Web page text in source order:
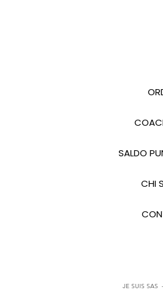
SALDO
CHI
JE SUIS SAS